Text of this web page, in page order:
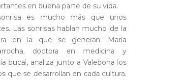
en buena parte de su vida.
es mucho más que unos
Las sonrisas hablan mucho de la
en la que se generan. María
doctora en medicina y
bucal, analiza junto a Valebona los
que se desarrollan en cada cultura.